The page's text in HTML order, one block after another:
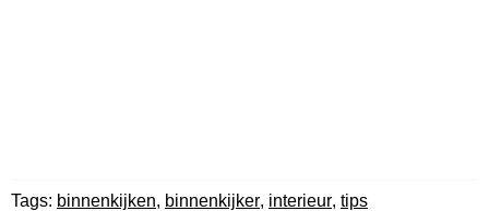
Tags: binnenkijken, binnenkijker, interieur, tips